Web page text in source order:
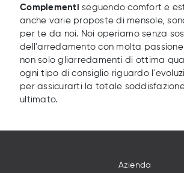
Complementi seguendo comfort e
anche varie proposte di mensole,
per te da noi. Noi operiamo senza
dell'arredamento con molta
non solo gliarredamenti di ottima
ogni tipo di consiglio riguardo
per assicurarti la totale
ultimato.
Azienda